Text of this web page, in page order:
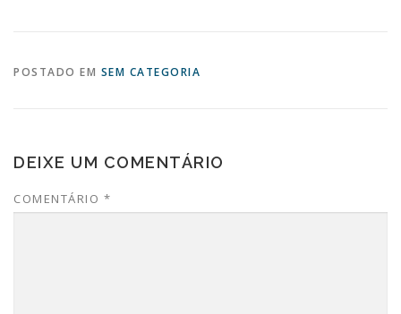
POSTADO EM SEM CATEGORIA
DEIXE UM COMENTÁRIO
COMENTÁRIO *